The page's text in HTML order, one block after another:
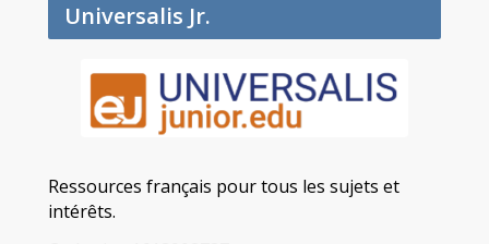
Universalis Jr.
Ressources français pour tous les sujets et
intérêts.